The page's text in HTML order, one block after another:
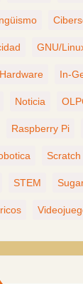
GNU/
Hardware In-
Noticia
Raspberry Pi
Scratch
STEM